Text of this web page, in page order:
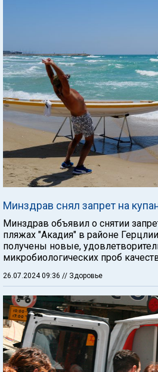
Минздрав снял запрет на
Минздрав объявил о снятии
пляжах "Акадия" в районе
получены новые,
микробиологических проб
26.07.2024 09:36 // Здоровье